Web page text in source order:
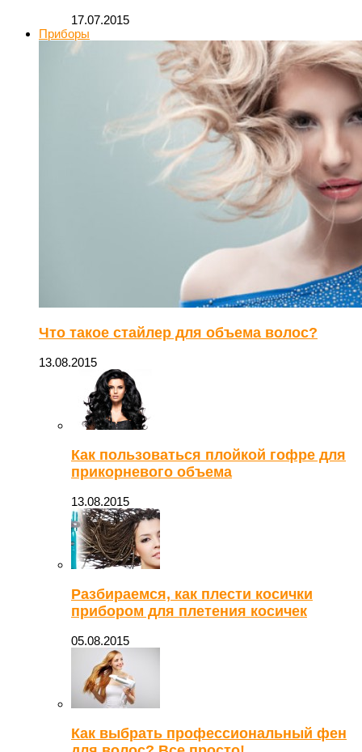
17.07.2015
Приборы
Что такое стайлер для объема волос?
13.08.2015
Как пользоваться плойкой гофре для
прикорневого объема
13.08.2015
Разбираемся, как плести косички
прибором для плетения косичек
05.08.2015
Как выбрать профессиональный фен